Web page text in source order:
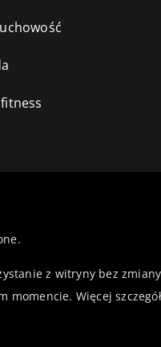
z witryny bez
momencie. Więcej